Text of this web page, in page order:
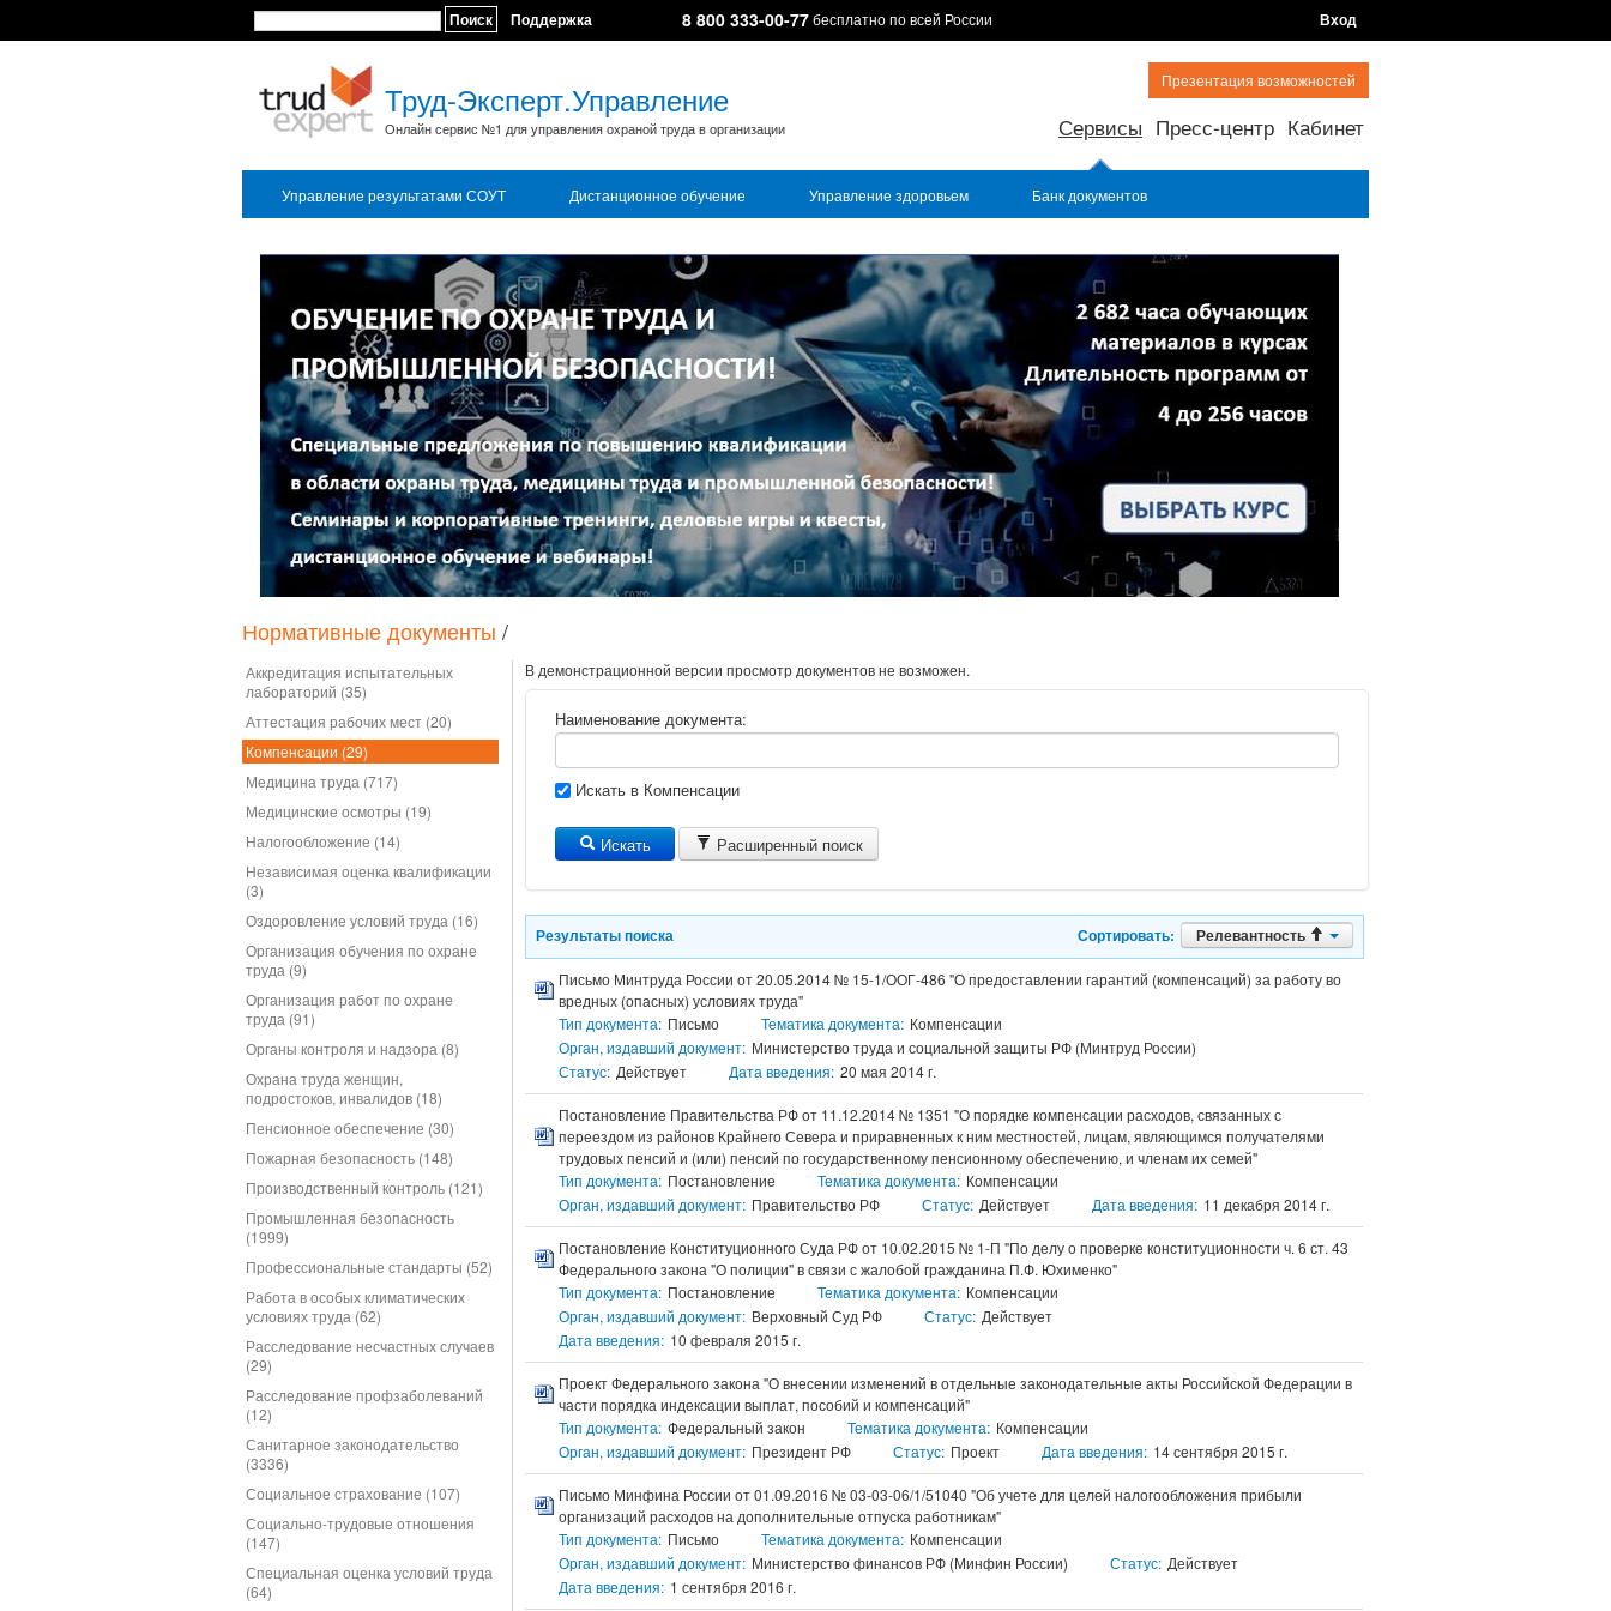
Поиск Поддержка 8 800 333-00-77бесплатно по всей России Вход
Труд-Эксперт.Управление
Онлайн сервис №1 для управления охраной труда в организации
Презентация возможностей
Сервисы Пресс-центр Кабинет
Управление результатами СОУТ Дистанционное обучение Управление здоровьем Банк документов
Нормативные документы /
Аккредитация испытательных
лабораторий (35)
Аттестация рабочих мест (20)
Компенсации (29)
Медицина труда (717)
Медицинские осмотры (19)
Налогообложение (14)
Независимая оценка квалификации
(3)
Оздоровление условий труда (16)
Организация обучения по охране
труда (9)
Организация работ по охране
труда (91)
Органы контроля и надзора (8)
Охрана труда женщин,
подростоков, инвалидов (18)
Пенсионное обеспечение (30)
Пожарная безопасность (148)
Производственный контроль (121)
Промышленная безопасность
(1999)
Профессиональные стандарты (52)
Работа в особых климатических
условиях труда (62)
Расследование несчастных случаев
(29)
Расследование профзаболеваний
(12)
Санитарное законодательство
(3336)
Социальное страхование (107)
Социально-трудовые отношения
(147)
Специальная оценка условий труда
(64)
В демонстрационной версии просмотр документов не возможен.
Наименование документа:
Искать в Компенсации
Искать Расширенный поиск
Результаты поиска Релевантность
Сортировать:
Письмо Минтруда России от 20.05.2014 № 15-1/ООГ-486 "О предоставлении гарантий (компенсаций) за работу во
вредных (опасных) условиях труда"
Тип документа: Письмо Тематика документа: Компенсации
Орган, издавший документ: Министерство труда и социальной защиты РФ (Минтруд России)
Статус: Действует Дата введения: 20 мая 2014 г.
Постановление Правительства РФ от 11.12.2014 № 1351 "О порядке компенсации расходов, связанных с
переездом из районов Крайнего Севера и приравненных к ним местностей, лицам, являющимся получателями
трудовых пенсий и (или) пенсий по государственному пенсионному обеспечению, и членам их семей"
Тип документа: Постановление Тематика документа: Компенсации
Орган, издавший документ: Правительство РФ Статус: Действует Дата введения: 11 декабря 2014 г.
Постановление Конституционного Суда РФ от 10.02.2015 № 1-П "По делу о проверке конституционности ч. 6 ст. 43
Федерального закона "О полиции" в связи с жалобой гражданина П.Ф. Юхименко"
Тип документа: Постановление Тематика документа: Компенсации
Орган, издавший документ: Верховный Суд РФ Статус: Действует
Дата введения: 10 февраля 2015 г.
Проект Федерального закона "О внесении изменений в отдельные законодательные акты Российской Федерации в
части порядка индексации выплат, пособий и компенсаций"
Тип документа: Федеральный закон Тематика документа: Компенсации
Орган, издавший документ: Президент РФ Статус: Проект Дата введения: 14 сентября 2015 г.
Письмо Минфина России от 01.09.2016 № 03-03-06/1/51040 "Об учете для целей налогообложения прибыли
организаций расходов на дополнительные отпуска работникам"
Тип документа: Письмо Тематика документа: Компенсации
Орган, издавший документ: Министерство финансов РФ (Минфин России) Статус: Действует
Дата введения: 1 сентября 2016 г.